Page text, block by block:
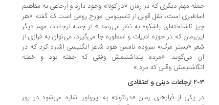
مهم دیگری که در رمان «دراکولا» وجود دارد و ارجاعی به مفاهیم
است، نقل قولی از تاسیتوس مورخ رومی است که گفته: «هر
ناشناخته‌ای باشکوه به نظر می‌رسد.» از جمله ارجاعات مهم دیگر
که در حوزه ادبیات و اسطوره جا می‌گیرد، می‌توان به فرازی از
«بستر مرگ» سروده تامس هود شاعر انگلیسی اشاره کرد که در
می‌گوید: «مرده پنداشتیمش وقتی که خفته بود و خفته
وقتی که مرد.»
یکی از فرازهای رمان «دراکولا» به این‌باور اشاره می‌شود در روز